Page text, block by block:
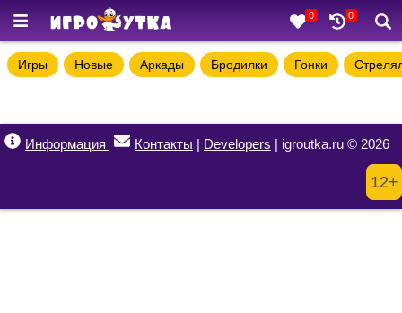
0 0
Игры Новые Аркады Бродилки Гонки
Информация Контакты | Developers | igroutka.ru © 2026
12+